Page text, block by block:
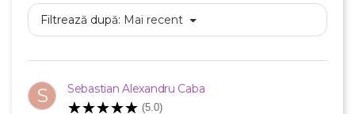
Filtrează după: Mai recent
S Sebastian Alexandru Caba
(5.0)